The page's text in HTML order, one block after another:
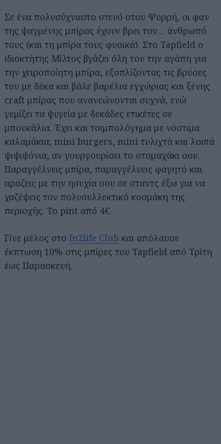
Σε ένα πολυσύχναστο στενό στου Ψυρρή, οι φαν
της ψαγμένης μπίρας έχουν βρει τον… άνθρωπό
τους (και τη μπίρα τους φυσικά). Στο Tapfield ο
ιδιοκτήτης Μίλτος βγάζει όλη του την αγάπη για
την χειροποίητη μπίρα, εξοπλίζοντας τις βρύσες
του με δέκα και βάλε βαρέλια εγχώριας και ξένης
craft μπίρας που ανανεώνονται συχνά, ενώ
γεμίζει τα ψυγεία με δεκάδες ετικέτες σε
μπουκάλια. Έχει και τσιμπολόγημα με νόστιμα
καλαμάκια, mini burgers, mini τυλιχτά και λοιπά
ψιψιψόνια, αν γουργουρίσει το στομαχάκι σου.
Παραγγέλνεις μπίρα, παραγγέλνεις φαγητό και
αράζεις με την ησυχία σου σε σταντς έξω για να
χαζέψεις τον πολυσυλλεκτικό κοσμάκη της
περιοχής. Το pint από 4€.
Γίνε μέλος στο In2life Club και απόλαυσε
έκπτωση 10% στις μπίρες του Tapfield από Τρίτη
έως Παρασκευή.